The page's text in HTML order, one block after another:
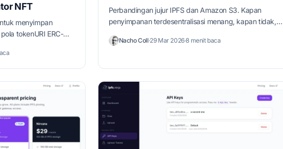
NFT
menyimpan
tokenURI ERC-
Perbandingan jujur IPFS dan Amazon S3. Kapan
penyimpanan terdesentralisasi menang, kapan tidak,
Nacho Coll·29 Mar 2026·8 menit baca